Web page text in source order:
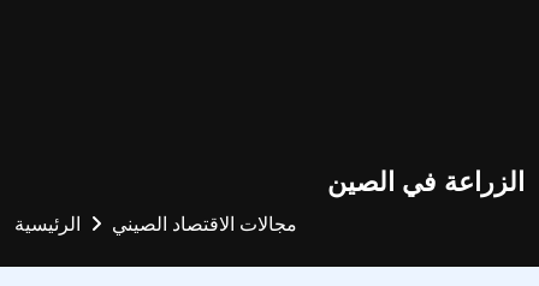
الزراعة في الصين
الرئيسية مجالات الاقتصاد الصيني